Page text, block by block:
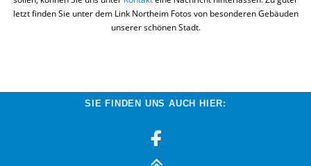
letzt finden Sie unter dem Link Northeim Fotos von besonderen Gebäuden
unserer schönen Stadt.
SIE FINDEN UNS AUCH HIER: